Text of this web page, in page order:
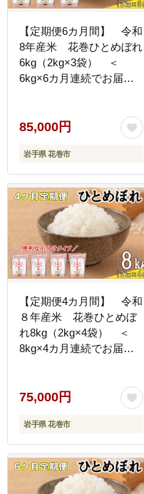
【定期便6カ月間】 令和
8年産米 花巻ひとめぼれ
6kg（2kg×3袋） ＜
6kg×6カ月連続でお届け
85,000円
岩手県 花巻市
【定期便4カ月間】 令和
８年産米 花巻ひとめぼ
れ8kg（2kg×4袋） ＜
8kg×4カ月連続でお届け
75,000円
岩手県 花巻市